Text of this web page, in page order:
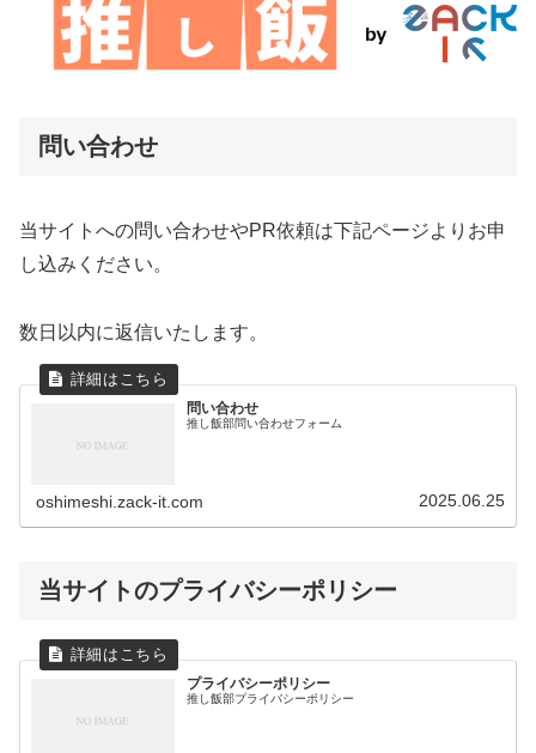
問い合わせ
当サイトへの問い合わせやPR依頼は下記ページよりお申
し込みください。
数日以内に返信いたします。
問い合わせ
推し飯部問い合わせフォーム
oshimeshi.zack-it.com 2025.06.25
当サイトのプライバシーポリシー
プライバシーポリシー
推し飯部プライバシーポリシー